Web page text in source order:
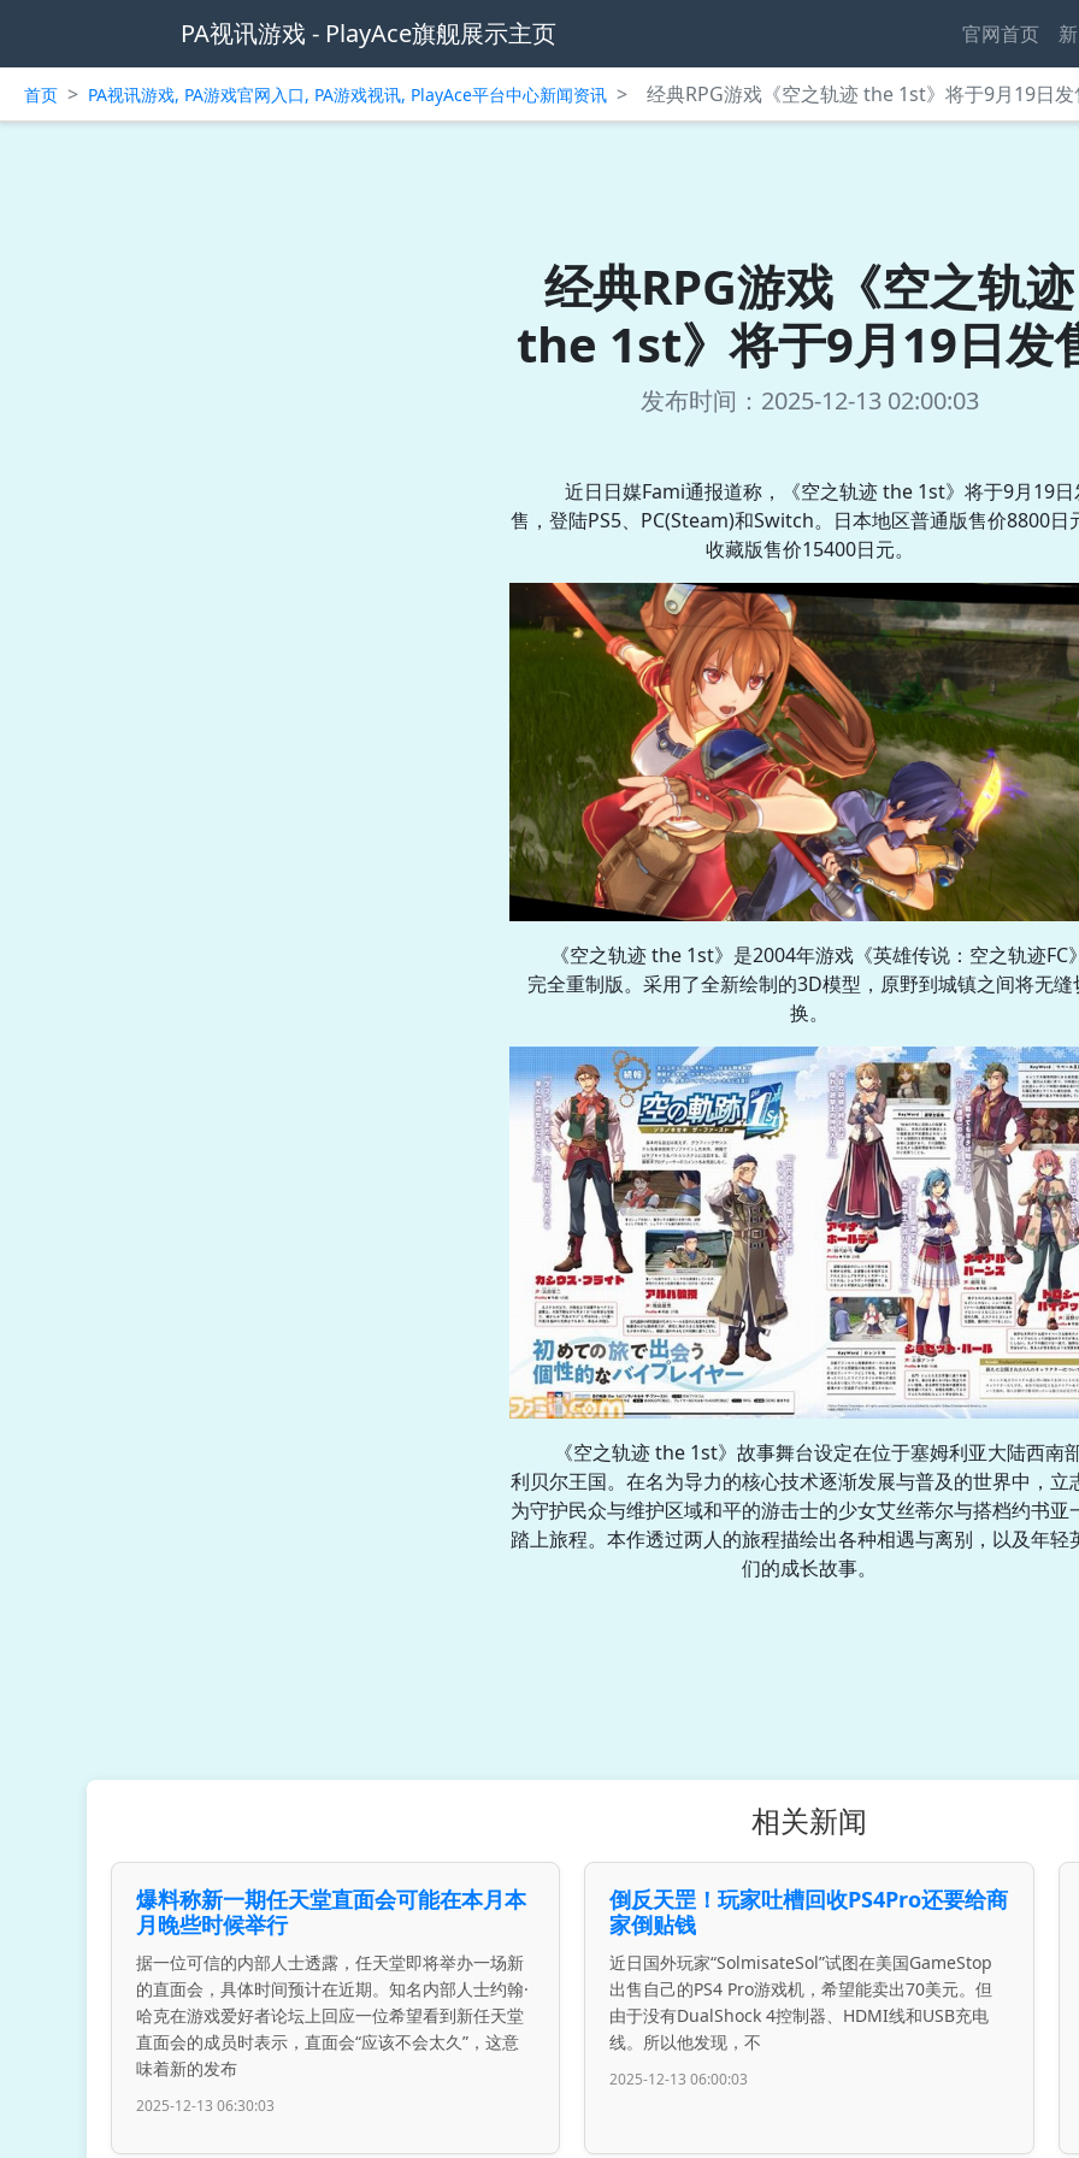
PA视讯游戏 - PlayAce旗舰展示主页 官网首页
首页 > PA视讯游戏, PA游戏官网入口, PA游戏视讯, PlayAce平台中心新闻资讯 > 经典RPG游戏《空之轨迹 the 1st》将于9月19日发
经典RPG游戏《空之轨迹
the 1st》将于9月19日发
发布时间：2025-12-13 02:00:03
近日日媒Fami通报道称，《空之轨迹 the 1st》将于9月19日
售，登陆PS5、PC(Steam)和Switch。日本地区普通版售价8800日
收藏版售价15400日元。
《空之轨迹 the 1st》是2004年游戏《英雄传说：空之轨迹FC
完全重制版。采用了全新绘制的3D模型，原野到城镇之间将无缝
换。
《空之轨迹 the 1st》故事舞台设定在位于塞姆利亚大陆西南
利贝尔王国。在名为导力的核心技术逐渐发展与普及的世界中，立
为守护民众与维护区域和平的游击士的少女艾丝蒂尔与搭档约书亚
踏上旅程。本作透过两人的旅程描绘出各种相遇与离别，以及年轻
们的成长故事。
相关新闻
爆料称新一期任天堂直面会可能在本月本
月晚些时候举行
据一位可信的内部人士透露，任天堂即将举办一场新
的直面会，具体时间预计在近期。知名内部人士约翰·
哈克在游戏爱好者论坛上回应一位希望看到新任天堂
直面会的成员时表示，直面会“应该不会太久”，这意
味着新的发布
2025-12-13 06:30:03
倒反天罡！玩家吐槽回收PS4Pro还要给商
家倒贴钱
近日国外玩家“SolmisateSol”试图在美国GameStop
出售自己的PS4 Pro游戏机，希望能卖出70美元。但
由于没有DualShock 4控制器、HDMI线和USB充电
线。所以他发现，不
2025-12-13 06:00:03